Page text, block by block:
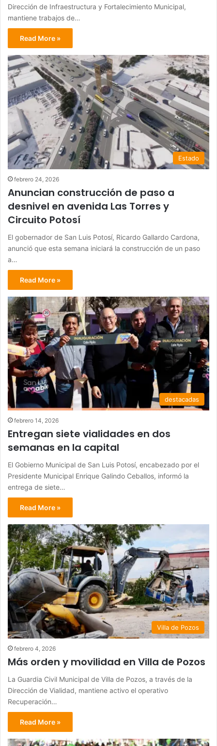
Dirección de Infraestructura y Fortalecimiento Municipal,
mantiene trabajos de…
Read More »
Estado
febrero 24, 2026
Anuncian construcción de paso a
desnivel en avenida Las Torres y
Circuito Potosí
El gobernador de San Luis Potosí, Ricardo Gallardo Cardona,
anunció que esta semana iniciará la construcción de un paso
a…
Read More »
destacadas
febrero 14, 2026
Entregan siete vialidades en dos
semanas en la capital
El Gobierno Municipal de San Luis Potosí, encabezado por el
Presidente Municipal Enrique Galindo Ceballos, informó la
entrega de siete…
Read More »
Villa de Pozos
febrero 4, 2026
Más orden y movilidad en Villa de Pozos
La Guardia Civil Municipal de Villa de Pozos, a través de la
Dirección de Vialidad, mantiene activo el operativo
Recuperación…
Read More »